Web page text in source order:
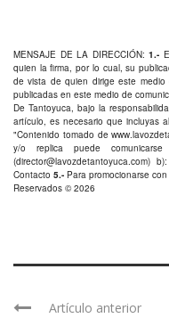
MENSAJE DE LA DIRECCIÓN:1.-
quien la firma, por lo cual, su
de vista de quien dirige este
publicadas en este medio de
De Tantoyuca, bajo la
artículo, es necesario que incluyas
"Contenido tomado de
y/o replica puede
(director@lavozdetantoyuca.com) b):
Contacto 5.- Para promocionarse
Reservados © 2026
Artículo anterior